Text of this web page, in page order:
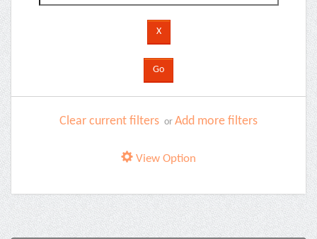
Clear current filters or Add more filters
View Option